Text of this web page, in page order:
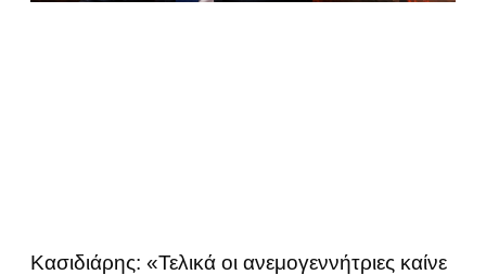
Κασιδιάρης: «Τελικά οι ανεμογεννήτριες καίνε